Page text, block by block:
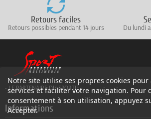
Retours faciles
Retours possibles pendant 14 jours Du lundi
- LE PARTENAIRE DU SPORTIF -
Informations
Notre site utilise ses propres cookies
services et faciliter votre navigation. Pour
consentement à son utilisation, appuyez
Accepter.